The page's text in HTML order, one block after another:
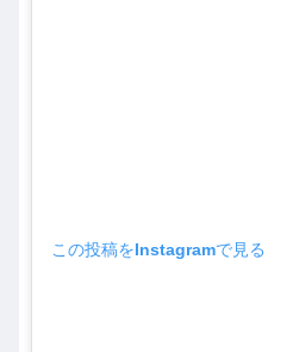
この投稿をInstagramで見る